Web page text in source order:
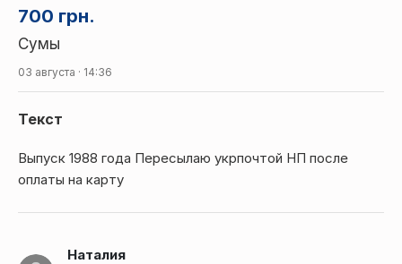
700 грн.
Сумы
03 августа · 14:36
Наталия
Текст
Выпуск 1988 года Пересылаю укрпочтой НП после
оплаты на карту